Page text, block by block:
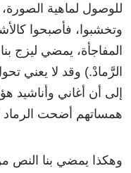
للوصول لماهية الصورة،
وتخشبوا، فأصبحوا
المفاجأة، يمضي ليزج بنا
الرَّمادْ.) وقد لا يعني
إلى أن أغاني وأناشيد
همساتهم أضحت الرماد
وهكذا يمضي بنا النص